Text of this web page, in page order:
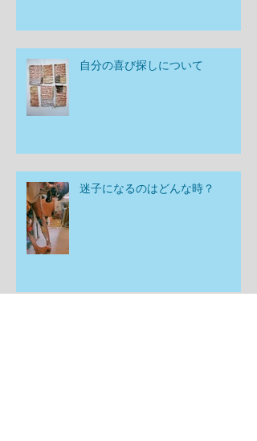
自分の喜び探しについて
迷子になるのはどんな時？